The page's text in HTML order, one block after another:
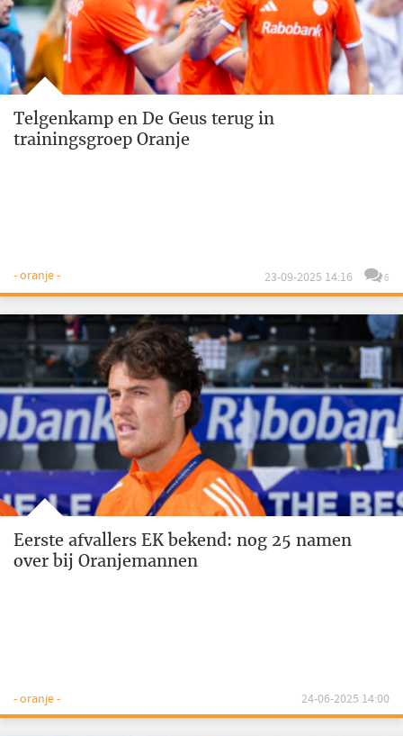
Telgenkamp en De Geus terug in
trainingsgroep Oranje
- oranje - 23-09-2025 14:16 6
Eerste afvallers EK bekend: nog 25 namen
over bij Oranjemannen
- oranje - 24-06-2025 14:00